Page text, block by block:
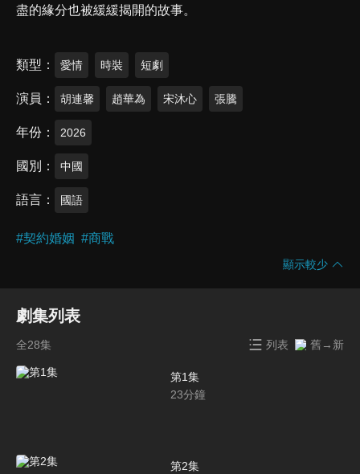
盡的緣分也被緩緩揭開的故事。
類型 愛情 時裝 短劇
演員 胡連馨 趙華為 宋沐心 張騰
年份 2026
國別 中國
語言 國語
#契約婚姻 #商戰
顯示較少
劇集列表
全28集 列表 舊→新
第1集
23分鐘
第2集